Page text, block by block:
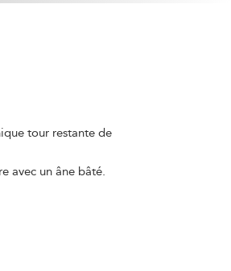
tour restante de
avec un âne bâté.